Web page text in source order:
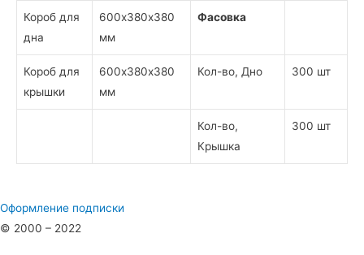
Короб для
дна
600х380х380
мм
Фасовка
Короб для
крышки
600х380х380
мм
Кол-во, Дно 300 шт
Кол-во,
Крышка
300 шт
Оформление подписки
© 2000 – 2022